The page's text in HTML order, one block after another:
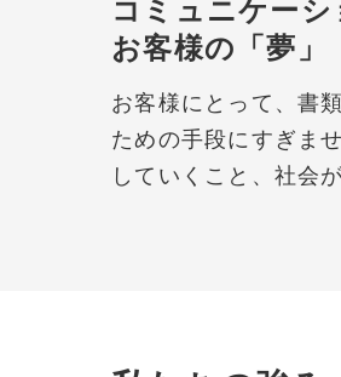
コミュニケーシ
お客様の「夢」
お客様にとって、書
ための手段にすぎま
していくこと、社会